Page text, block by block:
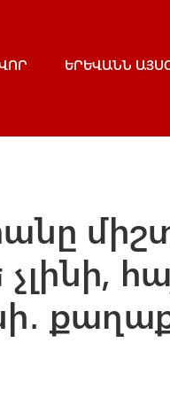
ԵՐԵՎԱՆՆ
չլինի,